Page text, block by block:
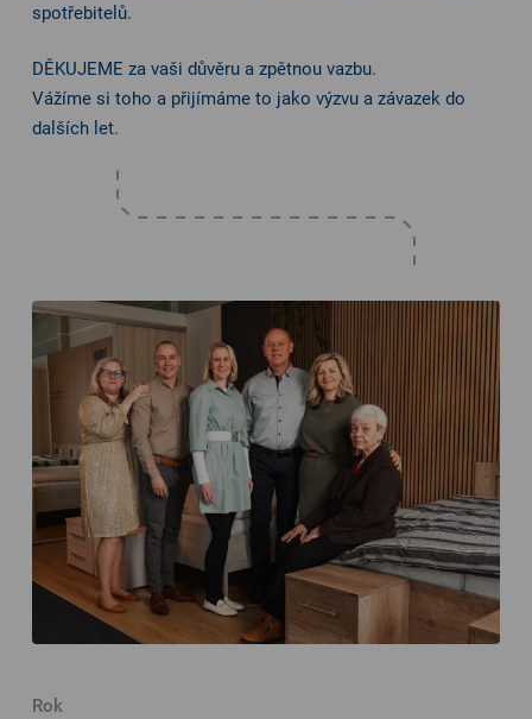
spotřebitelů.
DĚKUJEME za vaši důvěru a zpětnou vazbu.
Vážíme si toho a přijímáme to jako výzvu a závazek do
dalších let.
Rok